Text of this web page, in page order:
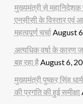
मुख्यमंत्री से महानिदेशक
एनसीसी के विस्तार एवं
महत्वपूर्ण चर्चाAugust
अत्यधिक वर्षा के
बह रहा हैAugust 6,
मुख्यमंत्री पुष्कर सिंह
की प्रगति की हुई समीक्षा